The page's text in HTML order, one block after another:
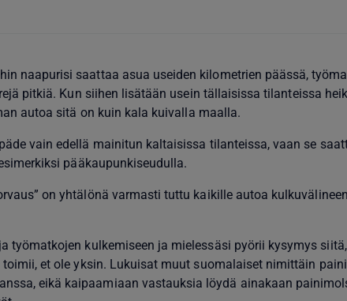
naapurisi saattaa asua useiden kilometrien päässä,
pitkiä. Kun siihen lisätään usein tällaisissa tilanteissa
autoa sitä on kuin kala kuivalla maalla.
vain edellä mainitun kaltaisissa tilanteissa, vaan se
pääkaupunkiseudulla.
on yhtälönä varmasti tuttu kaikille autoa
työmatkojen kulkemiseen ja mielessäsi pyörii kysymys
et ole yksin. Lukuisat muut suomalaiset nimittäin
eikä kaipaamiaan vastauksia löydä ainakaan